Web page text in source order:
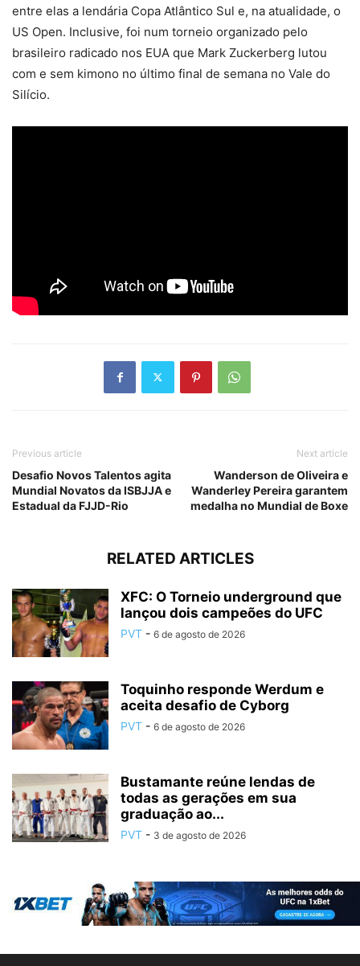
entre elas a lendária Copa Atlântico Sul e, na atualidade, o
US Open. Inclusive, foi num torneio organizado pelo
brasileiro radicado nos EUA que Mark Zuckerberg lutou
com e sem kimono no último final de semana no Vale do
Silício.
Previous article
Desafio Novos Talentos agita
Mundial Novatos da ISBJJA e
Estadual da FJJD-Rio
Next article
Wanderson de Oliveira e
Wanderley Pereira garantem
medalha no Mundial de Boxe
RELATED ARTICLES
XFC: O Torneio underground que
lançou dois campeões do UFC
PVT - 6 de agosto de 2026
Toquinho responde Werdum e
aceita desafio de Cyborg
PVT - 6 de agosto de 2026
Bustamante reúne lendas de
todas as gerações em sua
graduação ao...
PVT - 3 de agosto de 2026